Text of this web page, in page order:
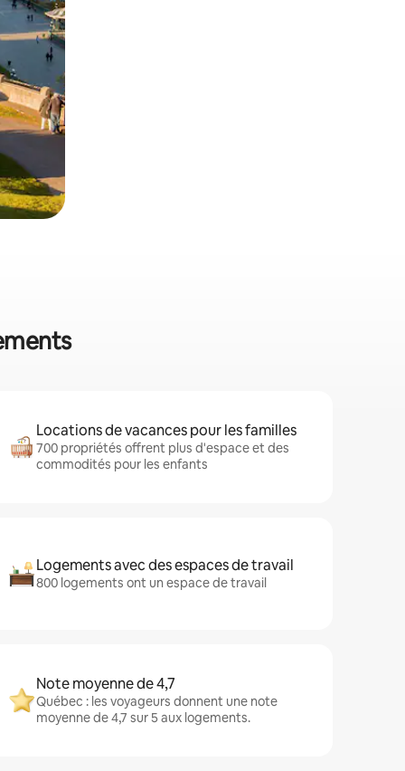
Locations de vacances pour les familles
700 propriétés offrent plus d'espace et des
commodités pour les enfants
Logements avec des espaces de travail
800 logements ont un espace de travail
Note moyenne de 4,7
Québec : les voyageurs donnent une note
moyenne de 4,7 sur 5 aux logements.